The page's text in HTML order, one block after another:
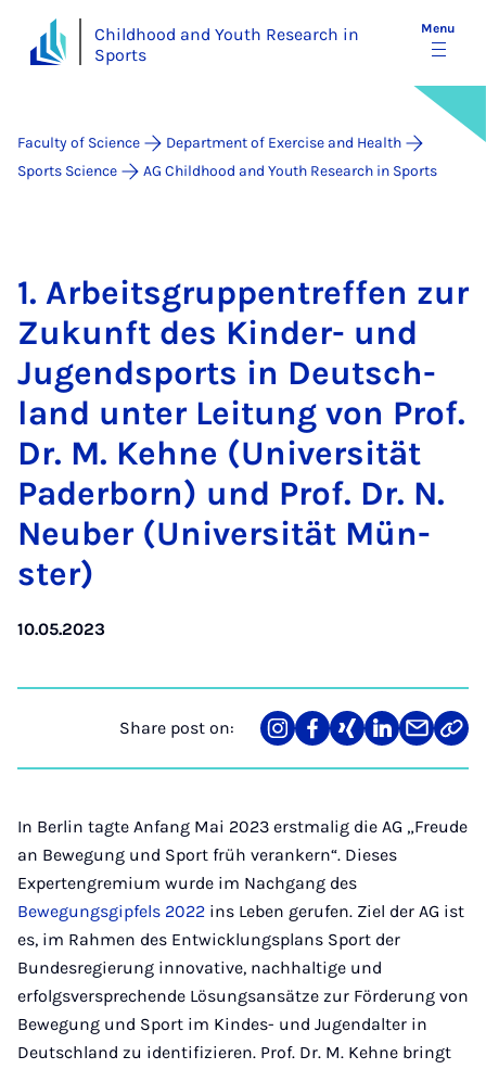
Childhood and Youth Research in
Sports
Menu
Faculty of Science
Department of Exercise and Health
Sports Science
AG Childhood and Youth Research in Sports
1. Arbeits­grup­pen­tref­fen zur
Zukun­ft des Kinder- und
Ju­gend­s­ports in Deutsch­
land unter Lei­tung von Prof.
Dr. M. Kehne (Uni­versität
Pader­born) und Prof. Dr. N.
Neuber (Uni­versität Mün­
ster)
10.05.2023
Share post on:
Share
on
Teilen
auf
Teilen
auf
Teilen
auf
Teilen
über
Mail
Link
In Berlin tagte Anfang Mai 2023 erstmalig die AG „Freude
an Bewegung und Sport früh verankern“. Dieses
Expertengremium wurde im Nachgang des
Bewegungsgipfels 2022 ins Leben gerufen. Ziel der AG ist
es, im Rahmen des Entwicklungsplans Sport der
Bundesregierung innovative, nachhaltige und
erfolgsversprechende Lösungsansätze zur Förderung von
Bewegung und Sport im Kindes- und Jugendalter in
Deutschland zu identifizieren. Prof. Dr. M. Kehne bringt